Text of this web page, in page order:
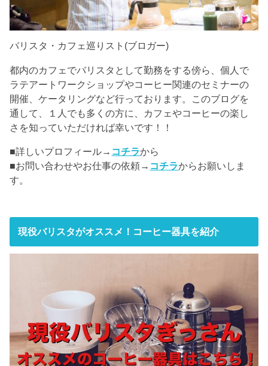
バリスタ・カフェ巡りスト(ブロガー)
都内のカフェでバリスタとして勤務をする傍ら、個人で
ラテアートワークショップやコーヒー関連のセミナーの
開催、ケータリングなど行っております。このブログを
通して、１人でも多くの方に、カフェやコーヒーの楽し
さを知っていただければ幸いです！！
■詳しいプロフィール→ コチラから
■お問い合わせやお仕事の依頼→ コチラからお願いしま
す。
現役バリスタがオススメ！コーヒー器具を紹介